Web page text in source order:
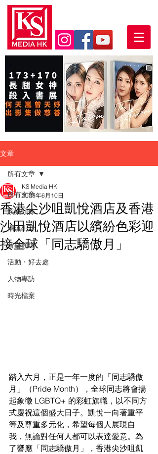
文章
所有文章
娛樂頭條
潮流生活
音樂頻道
活動・好去處
人物專訪
時光檔案
所有文章
香港尖沙咀凱悅酒店及香港
沙田凱悅酒店以繽紛色彩迎
接全球「同志驕傲月」
KS Media HK
2023年6月10日
踏入六月，正是一年一度的「同志驕傲
月」（Pride Month），全球同志將會揚
起象徵 LGBTQ+ 的彩虹旗幟，以不同方
式慶祝這個盛大日子。凱悅一向著重平
等及尊重多元化，希望每個人展現自
我，無論對任何人都可以表達愛意。為
了響應「同志驕傲月」，香港尖沙咀凱